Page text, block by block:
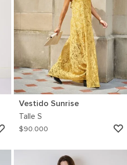
AGREGAR
Vestido Sunrise
Talle S
$90.000